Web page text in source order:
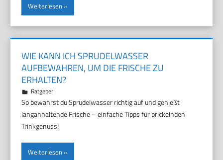
Weiterlesen
WIE KANN ICH SPRUDELWASSER
AUFBEWAHREN, UM DIE FRISCHE ZU
ERHALTEN?
10. Oktober 2025
Marco
Ratgeber
So bewahrst du Sprudelwasser richtig auf und genießt
langanhaltende Frische – einfache Tipps für prickelnden
Trinkgenuss!
Weiterlesen